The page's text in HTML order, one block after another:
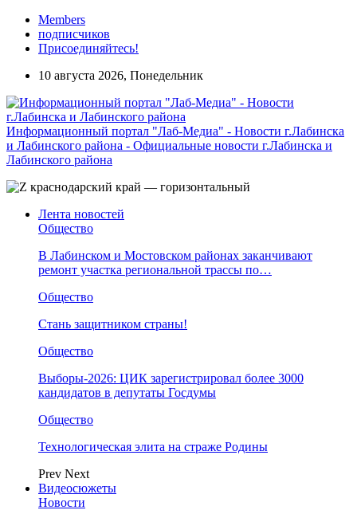
Members
подписчиков
Присоединяйтесь!
10 августа 2026, Понедельник
Информационный портал "Лаб-Медиа" - Новости г.Лабинска
и Лабинского района - Официальные новости г.Лабинска и
Лабинского района
Лента новостей
Общество
В Лабинском и Мостовском районах заканчивают
ремонт участка региональной трассы по…
Общество
Стань защитником страны!
Общество
Выборы-2026: ЦИК зарегистрировал более 3000
кандидатов в депутаты Госдумы
Общество
Технологическая элита на страже Родины
Prev Next
Видеосюжеты
Новости